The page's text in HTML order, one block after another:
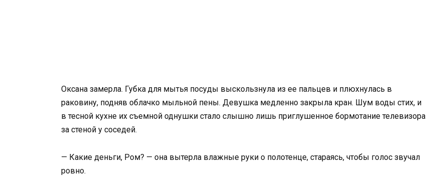
Оксана замерла. Губка для мытья посуды выскользнула из ее пальцев и плюхнулась в
раковину, подняв облачко мыльной пены. Девушка медленно закрыла кран. Шум воды стих, и
в тесной кухне их съемной однушки стало слышно лишь приглушенное бормотание телевизора
за стеной у соседей.
— Какие деньги, Ром? — она вытерла влажные руки о полотенце, стараясь, чтобы голос звучал
ровно.